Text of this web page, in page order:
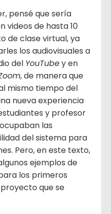
pensé que sería
videos de hasta 10
de clase virtual, ya
los audiovisuales a
del YouTubey en
, de manera que
mismo tiempo del
nueva experiencia
y profesor
las
del sistema para
Pero, en este texto,
ejemplos de
los primeros
que se